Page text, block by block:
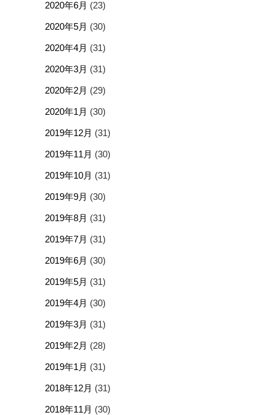
2020年6月 (23)
2020年5月 (30)
2020年4月 (31)
2020年3月 (31)
2020年2月 (29)
2020年1月 (30)
2019年12月 (31)
2019年11月 (30)
2019年10月 (31)
2019年9月 (30)
2019年8月 (31)
2019年7月 (31)
2019年6月 (30)
2019年5月 (31)
2019年4月 (30)
2019年3月 (31)
2019年2月 (28)
2019年1月 (31)
2018年12月 (31)
2018年11月 (30)